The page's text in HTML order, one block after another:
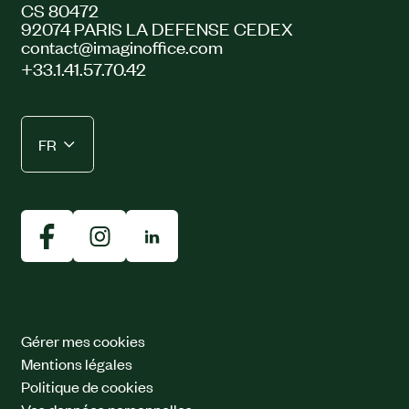
FR
CS 80472
92074 PARIS LA DEFENSE CEDEX
contact@imaginoffice.com
+33.1.41.57.70.42
Gérer mes cookies
Mentions légales
Politique de cookies